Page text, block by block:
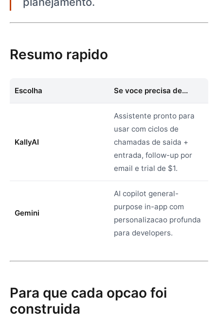
Resumo rapido
Escolha Se voce precisa de...
KallyAI
Assistente pronto para
usar com ciclos de
chamadas de saida +
entrada, follow-up por
email e trial de $1.
Gemini
AI copilot general-
purpose in-app com
personalizacao profunda
para developers.
Para que cada opcao foi
construida